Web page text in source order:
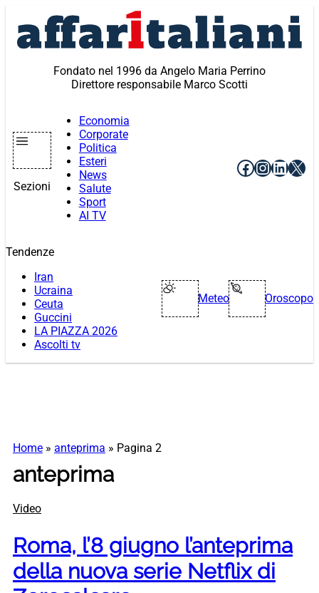
contenuto
Fondato nel 1996 da Angelo Maria Perrino
Direttore responsabile Marco Scotti
Sezioni
Economia
Corporate
Politica
Esteri
News
Salute
Sport
AI TV
Facebook
X
Tendenze
Iran
Ucraina
Ceuta
Guccini
LA PIAZZA 2026
Ascolti tv
Meteo Oroscopo
Home » anteprima » Pagina 2
anteprima
Video
Roma, l’8 giugno l’anteprima
della nuova serie Netflix di